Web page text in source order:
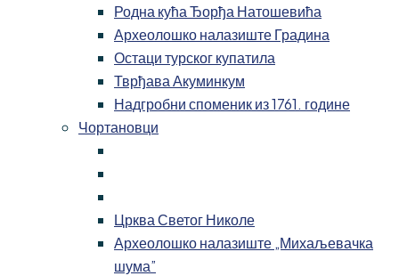
Родна кућа Ђорђа Натошевића
Археолошко налазиште Градина
Остаци турског купатила
Тврђава Акуминкум
Надгробни споменик из 1761. године
Чортановци
Црква Светог Николе
Археолошко налазиште „Михаљевачка
шума”